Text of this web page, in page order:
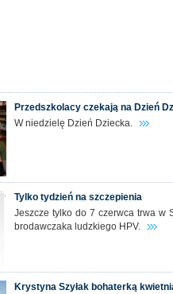
Przedszkolacy czekają na Dzień
W niedzielę Dzień Dziecka.
Tylko tydzień na szczepienia
Jeszcze tylko do 7 czerwca trwa w
brodawczaka ludzkiego HPV.
Krystyna Szyłak bohaterką